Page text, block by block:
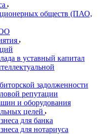
обществ (ПАО,
в уставный капитал
задолженности
репутации
и оборудования
целей
для банка
для нотариуса